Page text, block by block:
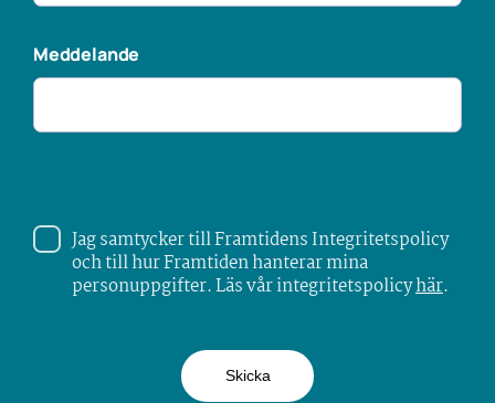
Meddelande
Jag samtycker till Framtidens Integritetspolicy
och till hur Framtiden hanterar mina
personuppgifter. Läs vår integritetspolicyhär.
Skicka